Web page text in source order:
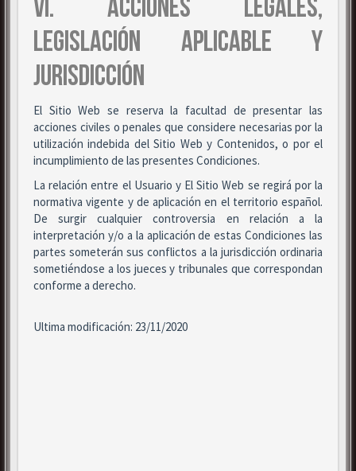
VI. ACCIONES LEGALES,
LEGISLACIÓN APLICABLE Y
JURISDICCIÓN
El Sitio Web se reserva la facultad de presentar las
acciones civiles o penales que considere necesarias por la
utilización indebida del Sitio Web y Contenidos, o por el
incumplimiento de las presentes Condiciones.
La relación entre el Usuario y El Sitio Web se regirá por la
normativa vigente y de aplicación en el territorio español.
De surgir cualquier controversia en relación a la
interpretación y/o a la aplicación de estas Condiciones las
partes someterán sus conflictos a la jurisdicción ordinaria
sometiéndose a los jueces y tribunales que correspondan
conforme a derecho.
Ultima modificación: 23/11/2020